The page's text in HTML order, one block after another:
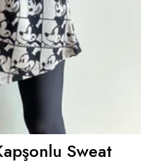
Sweat